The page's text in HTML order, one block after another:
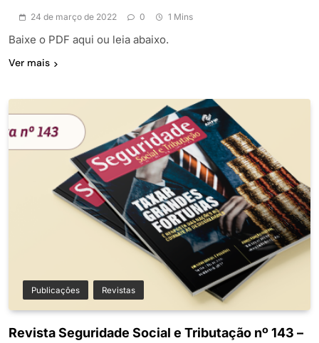
24 de março de 2022 0 1 Mins
Baixe o PDF aqui ou leia abaixo.
Ver mais
Publicações Revistas
Revista Seguridade Social e Tributação nº 143 –